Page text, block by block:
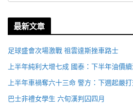
最新文章
足球盛會次場激戰 祖雲達斯挫車路士
上半年純利大增七成 國泰：下半年油價
上半年車禍奪六十三命 警方：下週起嚴
巴士非禮女學生 六旬漢判囚四月